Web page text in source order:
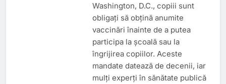
Washington, D.C., copiii sunt
obligați să obțină anumite
vaccinări înainte de a putea
participa la școală sau la
îngrijirea copiilor. Aceste
mandate datează de decenii, iar
mulți experți în sănătate publică